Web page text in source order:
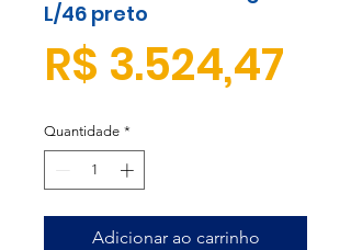
L/46 preto
R$ 3.524,47
Quantidade *
Adicionar ao carrinho